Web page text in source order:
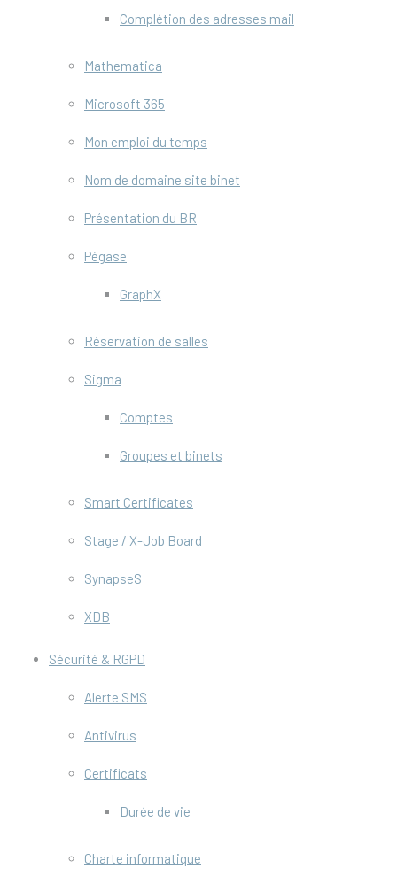
Complétion des adresses mail
Mathematica
Microsoft 365
Mon emploi du temps
Nom de domaine site binet
Présentation du BR
Pégase
GraphX
Réservation de salles
Sigma
Comptes
Groupes et binets
Smart Certificates
Stage / X-Job Board
SynapseS
XDB
Sécurité & RGPD
Alerte SMS
Antivirus
Certificats
Durée de vie
Charte informatique